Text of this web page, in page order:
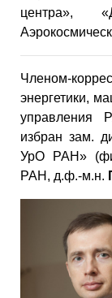
центра»,
Членом-
энергетики,
управления
избран зам.
УрО РАН»
РАН, д.ф.-м.н.